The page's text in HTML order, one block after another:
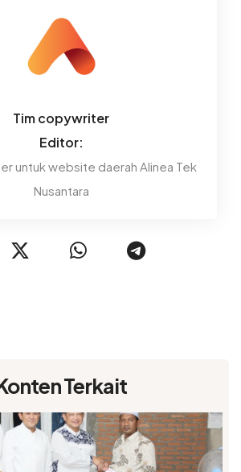
Tim copywriter
Editor:
untuk website daerah Alinea Tek
Nusantara
Terkait